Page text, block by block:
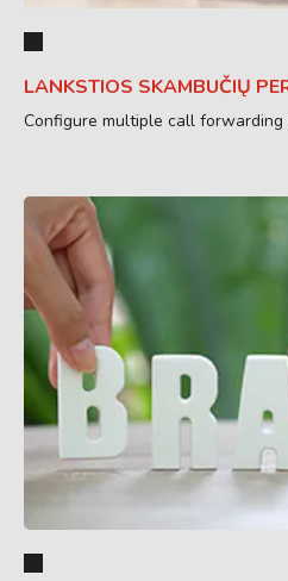
LANKSTIOS SKAMBUČIŲ
Configure multiple call